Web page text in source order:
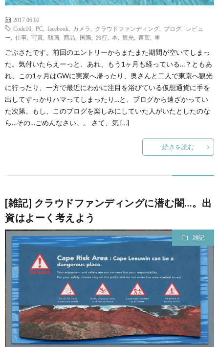
い
て
2017.06.02
Code10
PC facebook カメラ クラウドファンディング ブログ
レビュ
ー
仕事 写真 動画 商品 国際 旅行 本 観光 言葉 車
ごぶさたです。前回のエントリーからまたまた期間が空いてしまっ
た。気付いたらえーっと、あれ、もう1ヶ月も経っている…？ともあ
れ、この1ヶ月はGWに実家へ帰ったり、奥さんと二人で東京へ観光
に行ったり、一方で最近にわかに注目を浴びている仮想通貨に手を
出してすっかりハマってしまったり…と、ブログから遠ざかってい
た次第。もし、このブログを楽しみにしていた人がいたとしたのな
ら…その…ごめんなさい。。 さて、気 […]
続きを読む
[雑記] クラウドファンディングに潜む闇…。出
資はよーく考えよう
雑記